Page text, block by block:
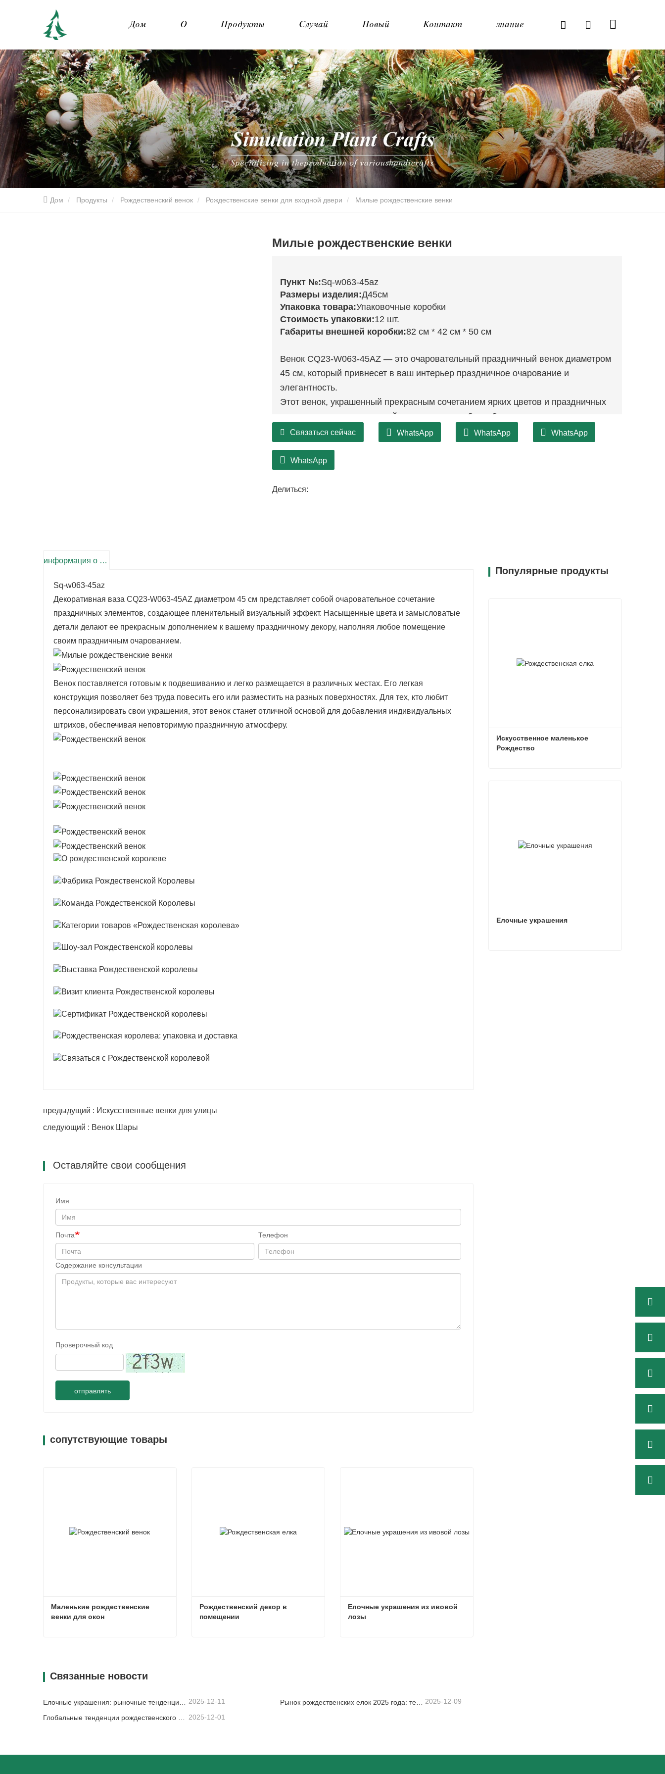
Дом О Продукты Случай Новый Контакт знание
Дом Продукты Рождественский венок Рождественские венки для входной двери Милые рождественские венки
Милые рождественские венки
Пункт №:Sq-w063-45az
Размеры изделия:Д45см
Упаковка товара:Упаковочные коробки
Стоимость упаковки:12 шт.
Габариты внешней коробки:82 см * 42 см * 50 см
Венок CQ23-W063-45AZ — это очаровательный праздничный венок диаметром
45 см, который привнесет в ваш интерьер праздничное очарование и
элегантность.
Этот венок, украшенный прекрасным сочетанием ярких цветов и праздничных
элементов, идеально подойдет для того, чтобы добавить радостного
настроения в ваш дом в праздничный сезон.
Благодаря своему универсальному размеру, его можно разместить на дверях,
стенах или использовать в качестве элемента праздничной композиции.
долговечностью и будет радовать глаз долгие годы.
Связаться сейчас WhatsApp WhatsApp WhatsApp
WhatsApp
Делиться:
информация о продукте
Sq-w063-45az
Декоративная ваза CQ23-W063-45AZ диаметром 45 см представляет собой очаровательное сочетание
праздничных элементов, создающее пленительный визуальный эффект. Насыщенные цвета и замысловатые
детали делают ее прекрасным дополнением к вашему праздничному декору, наполняя любое помещение
своим праздничным очарованием.
Венок поставляется готовым к подвешиванию и легко размещается в различных местах. Его легкая
конструкция позволяет без труда повесить его или разместить на разных поверхностях. Для тех, кто любит
персонализировать свои украшения, этот венок станет отличной основой для добавления индивидуальных
штрихов, обеспечивая неповторимую праздничную атмосферу.
предыдущий : Искусственные венки для улицы
следующий : Венок Шары
Оставляйте свои сообщения
Имя
Почта Телефон
Содержание консультации
Проверочный код
отправлять
сопутствующие товары
Маленькие рождественские
венки для окон
Рождественский декор в
помещении
Елочные украшения из ивовой
лозы
Связанные новости
2025-12-11 Рынок рождественских елок 2025 года: тенденции, технологии и руководство по закупкам для B2B-покупателей 2025-12-09
2025-12-01
Популярные продукты
Искусственное маленькое
Рождество
Елочные украшения